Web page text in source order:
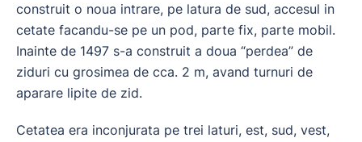
construit o noua intrare, pe latura de sud, accesul in
cetate facandu-se pe un pod, parte fix, parte mobil.
Inainte de 1497 s-a construit a doua “perdea” de
ziduri cu grosimea de cca. 2 m, avand turnuri de
aparare lipite de zid.
Cetatea era inconjurata pe trei laturi, est, sud, vest,